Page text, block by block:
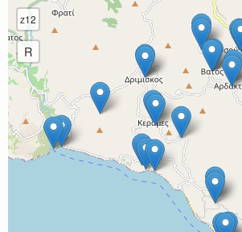
z12
R